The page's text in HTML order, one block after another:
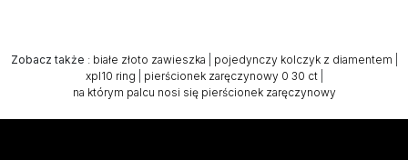
Zobacz także : białe złoto zawieszka pojedynczy kolczyk z diamentem
xpl10 ring
pierścionek zaręczynowy 0 30 ct|
na którym palcu nosi się pierścionek zaręczynowy